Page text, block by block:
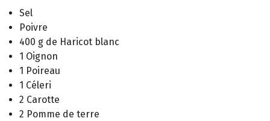
Sel
Poivre
400 g de Haricot blanc
1 Oignon
1 Poireau
1 Céleri
2 Carotte
2 Pomme de terre